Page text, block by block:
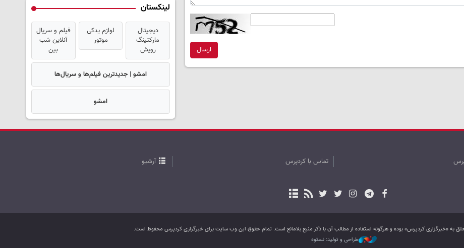
ارسال
لینکستان
دیجیتال
مارکتینگ
رویش
لوازم یدکی
موتور
فیلم و سریال
آنلاین شب
بین
امشو | جدیدترین فیلم‌ها و سریال‌ها
امشو
تماس با کردپرس آرشیو
به «خبرگزاری کردپرس» بوده و هرگونه استفاده از مطالب آن با ذکر منبع بلامانع است. تمام حقوق این وب سایت برای خبرگزاری کردپرس محفوظ است.
طراحی و تولید: نستوه